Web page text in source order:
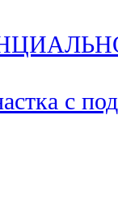
с